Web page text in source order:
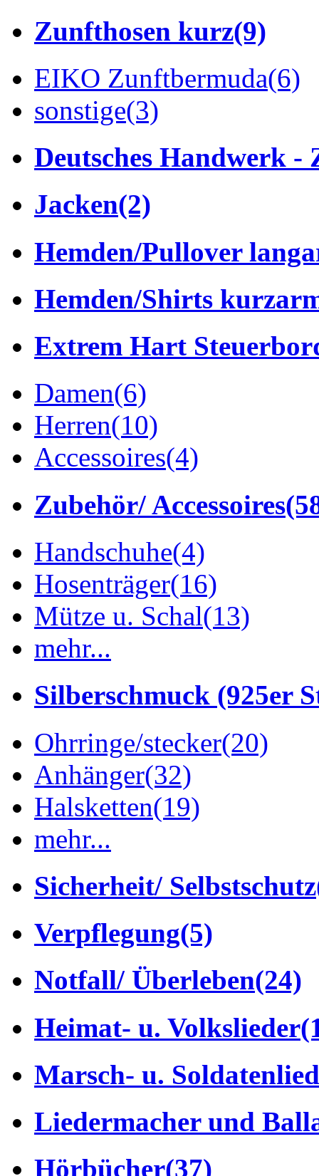
Zunfthosen kurz(9)
EIKO Zunftbermuda(6)
sonstige(3)
Deutsches Handwerk -
Jacken(2)
Hemden/Pullover
Hemden/Shirts
Extrem Hart
Damen(6)
Herren(10)
Accessoires(4)
Zubehör/ Accessoires
Handschuhe(4)
Hosenträger(16)
Mütze u. Schal(13)
mehr...
Silberschmuck (925er
Ohrringe/stecker(20)
Anhänger(32)
Halsketten(19)
mehr...
Sicherheit/ Selbstschutz
Verpflegung(5)
Notfall/ Überleben(24)
Heimat- u. Volkslieder
Marsch- u.
Liedermacher und
Hörbücher(37)